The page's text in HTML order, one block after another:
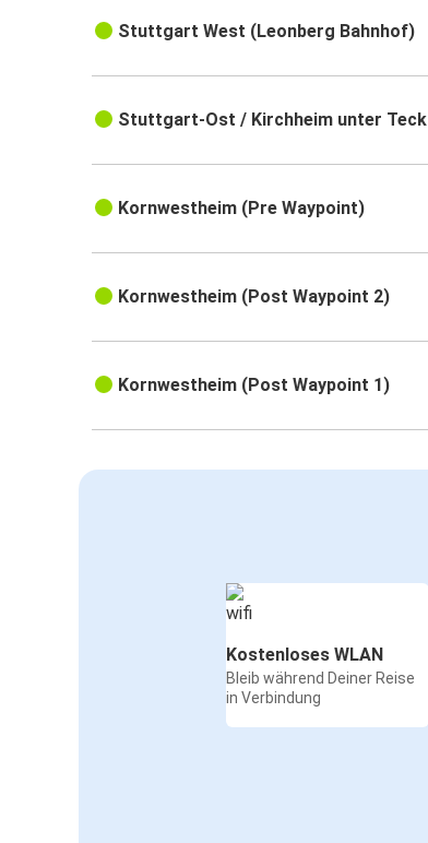
Stuttgart West (Leonberg Bahnhof)
Stuttgart-Ost / Kirchheim unter Teck
Kornwestheim (Pre Waypoint)
Kornwestheim (Post Waypoint 2)
Kornwestheim (Post Waypoint 1)
Kostenloses WLAN
Bleib während Deiner Reise
in Verbindung